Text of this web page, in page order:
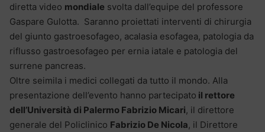
diretta video mondiale svolta dall’equipe del professore
Gaspare Gulotta. Saranno proiettati interventi di chirurgia
del giunto gastroesofageo, acalasia esofagea, patologia da
riflusso gastroesofageo per ernia iatale e patologia del
surrene pancreas.
Oltre seimila i medici collegati da tutto il mondo. Alla
presentazione dell’evento hanno partecipato il rettore
dell’Università di Palermo Fabrizio Micari, il direttore
generale del Policlinico Fabrizio De Nicola, il Direttore